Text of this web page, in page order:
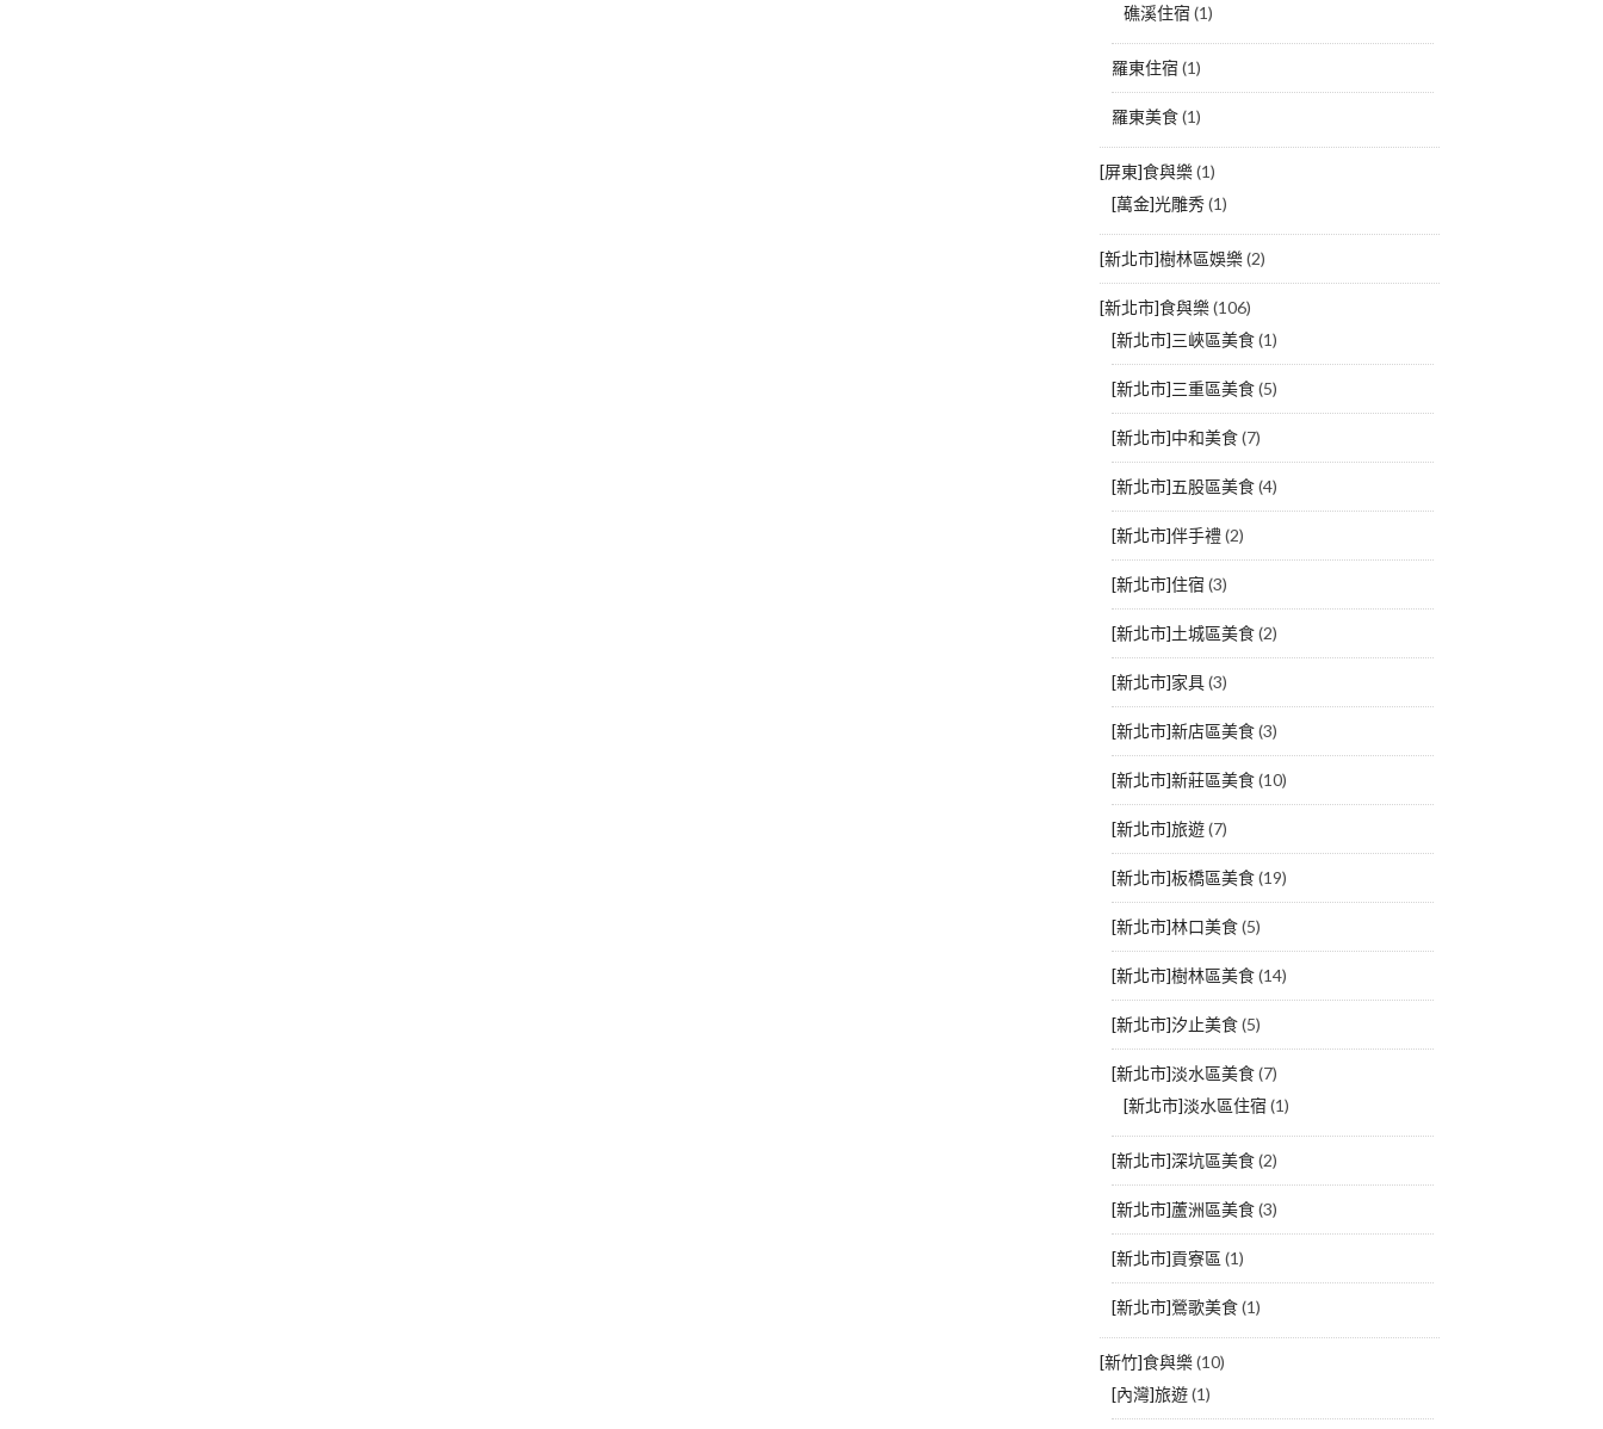
礁溪住宿 (1)
羅東住宿 (1)
羅東美食(1)
[屏東]食與樂(1)
[萬金]光雕秀(1)
[新北市]樹林區娛樂(2)
[新北市]食與樂(106)
[新北市]三峽區美食(1)
[新北市]三重區美食(5)
[新北市]中和美食(7)
[新北市]五股區美食(4)
[新北市]伴手禮(2)
[新北市]住宿 (3)
[新北市]土城區美食(2)
[新北市]家具(3)
[新北市]新店區美食(3)
[新北市]新莊區美食(10)
[新北市]旅遊(7)
[新北市]板橋區美食(19)
[新北市]林口美食(5)
[新北市]樹林區美食(14)
[新北市]汐止美食(5)
[新北市]淡水區美食(7)
[新北市]淡水區住宿 (1)
[新北市]深坑區美食(2)
[新北市]蘆洲區美食(3)
[新北市]貢寮區 (1)
[新北市]鶯歌美食(1)
[新竹]食與樂(10)
[內灣]旅遊(1)